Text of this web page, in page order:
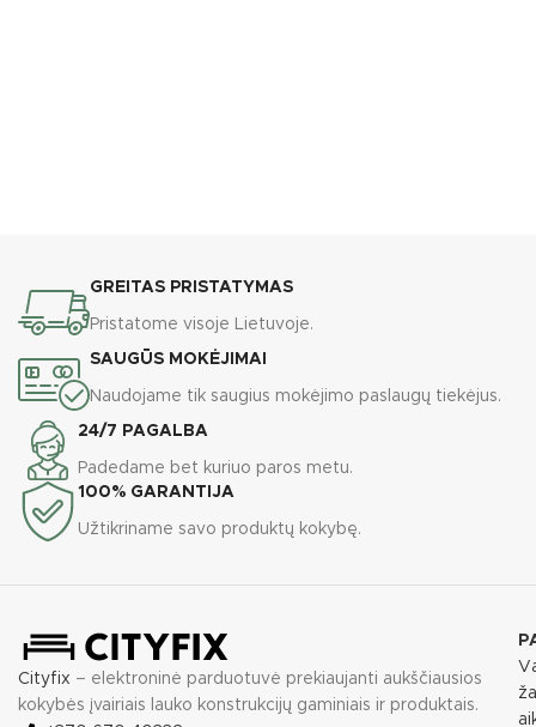
GREITAS PRISTATYMAS
Pristatome visoje Lietuvoje.
SAUGŪS MOKĖJIMAI
Naudojame tik saugius mokėjimo paslaugų tiekėjus.
24/7 PAGALBA
Padedame bet kuriuo paros metu.
100% GARANTIJA
Užtikriname savo produktų kokybę.
Cityfix – elektroninė parduotuvė prekiaujanti aukščiausios
kokybės įvairiais lauko konstrukcijų gaminiais ir produktais.